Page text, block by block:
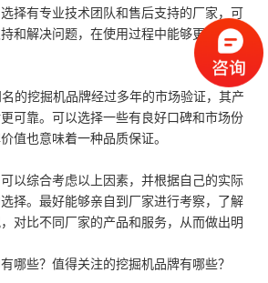
择有专业技术团队和售后支持的厂家，可
和解决问题，在使用过程中能够更加放心
的挖掘机品牌经过多年的市场验证，其产
可靠。可以选择一些有良好口碑和市场份
值也意味着一种品质保证。
可以综合考虑以上因素，并根据自己的实际
择。最好能够亲自到厂家进行考察，了解
对比不同厂家的产品和服务，从而做出明
哪些？值得关注的挖掘机品牌有哪些？